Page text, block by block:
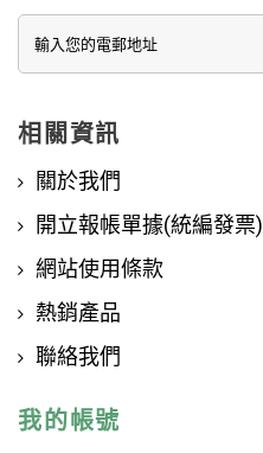
相關資訊
關於我們
開立報帳單據(統編發票)
網站使用條款
熱銷產品
聯絡我們
我的帳號